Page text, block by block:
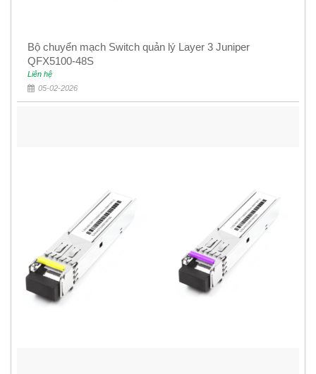
Bộ chuyển mạch Switch quản lý Layer 3 Juniper
QFX5100-48S
Liên hệ
05-02-2026